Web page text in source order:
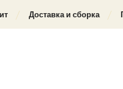
Доставка и сборка